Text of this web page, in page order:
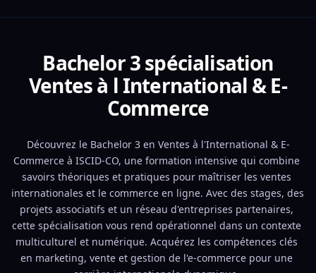
Bachelor 3 spécialisation
Ventes à l International & E-
Commerce
Découvrez le Bachelor 3 en Ventes à l'International & E-
Commerce à ISCID-CO, une formation intensive qui combine
savoirs théoriques et pratiques pour maîtriser les ventes
internationales et le commerce en ligne. Avec des stages, des
projets associatifs et un réseau d'entreprises partenaires,
cette spécialisation vous rend opérationnel dans un contexte
multiculturel et numérique. Acquérez les compétences clés
en marketing, vente et gestion de l'e-commerce pour une